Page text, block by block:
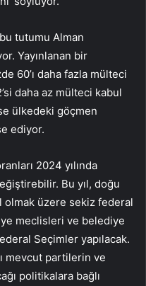
tutumu Alman
Yayınlanan bir
60’ı daha fazla mülteci
daha az mülteci kabul
ülkedeki göçmen
ediyor.
2024 yılında
Bu yıl, doğu
olmak üzere sekiz federal
meclisleri ve belediye
Seçimler yapılacak.
mevcut partilerin ve
politikalara bağlı